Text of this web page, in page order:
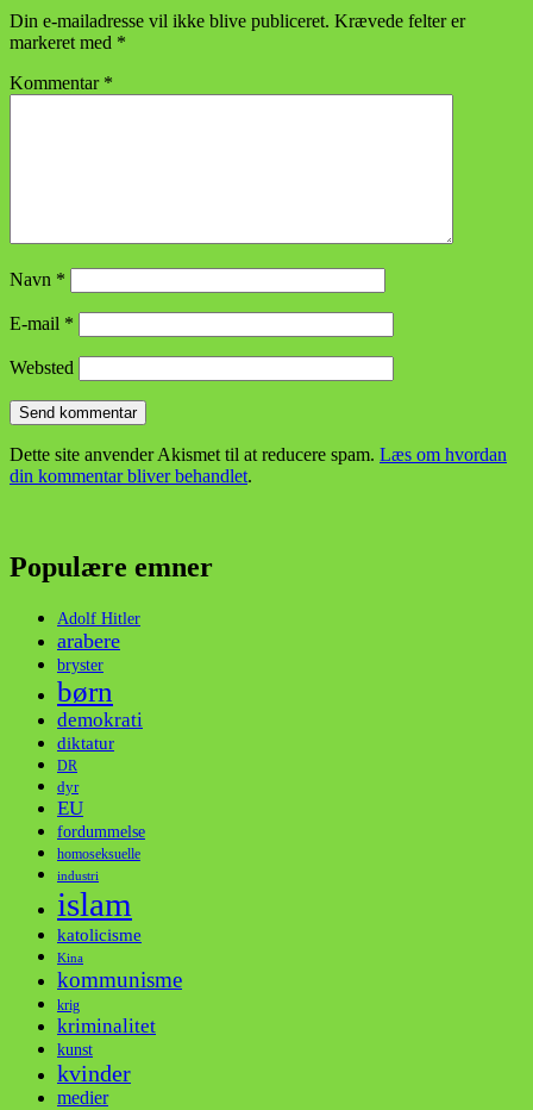
Din e-mailadresse vil ikke blive publiceret. Krævede felter er
markeret med *
Kommentar *
Navn *
E-mail *
Websted
Dette site anvender Akismet til at reducere spam. Læs om hvordan
din kommentar bliver behandlet.
Populære emner
Adolf Hitler
arabere
bryster
børn
demokrati
diktatur
DR
dyr
EU
fordummelse
homoseksuelle
industri
islam
katolicisme
Kina
kommunisme
krig
kriminalitet
kunst
kvinder
medier